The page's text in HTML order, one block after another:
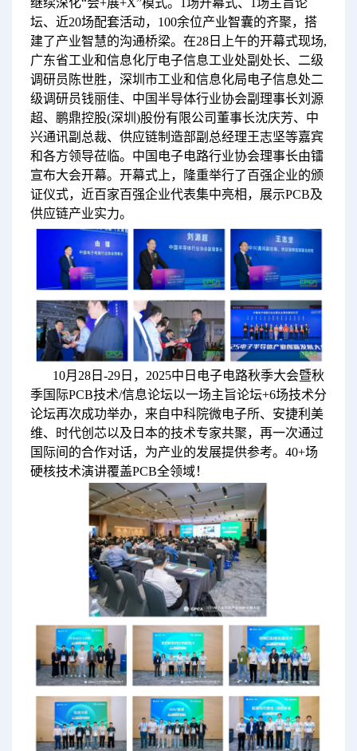
继续深化“会+展+X”模式。1场开幕式、1场主旨论
坛、近20场配套活动，100余位产业智囊的齐聚，搭
建了产业智慧的沟通桥梁。在28日上午的开幕式现场,
广东省工业和信息化厅电子信息工业处副处长、二级
调研员陈世胜，深圳市工业和信息化局电子信息处二
级调研员钱丽佳、中国半导体行业协会副理事长刘源
超、鹏鼎控股(深圳)股份有限公司董事长沈庆芳、中
兴通讯副总裁、供应链制造部副总经理王志坚等嘉宾
和各方领导莅临。中国电子电路行业协会理事长由镭
宣布大会开幕。开幕式上，隆重举行了百强企业的颁
证仪式，近百家百强企业代表集中亮相，展示PCB及
供应链产业实力。
10月28日-29日，2025中日电子电路秋季大会暨秋
季国际PCB技术/信息论坛以一场主旨论坛+6场技术分
论坛再次成功举办，来自中科院微电子所、安捷利美
维、时代创芯以及日本的技术专家共聚，再一次通过
国际间的合作对话，为产业的发展提供参考。40+场
硬核技术演讲覆盖PCB全领域！